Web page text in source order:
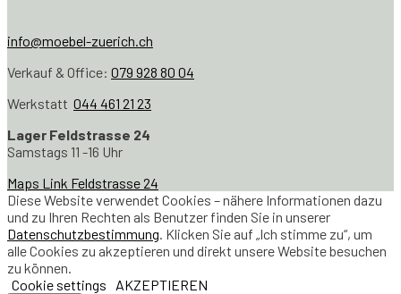
info@moebel-zuerich.ch
Verkauf & Office: 079 928 80 04
Werkstatt 044 461 21 23
Lager Feldstrasse 24
Samstags 11 -16 Uhr
Maps Link Feldstrasse 24
Diese Website verwendet Cookies – nähere Informationen dazu
und zu Ihren Rechten als Benutzer finden Sie in unserer
Datenschutzbestimmung . Klicken Sie auf „Ich stimme zu“, um
alle Cookies zu akzeptieren und direkt unsere Website besuchen
zu können.
Cookie settings
AKZEPTIEREN